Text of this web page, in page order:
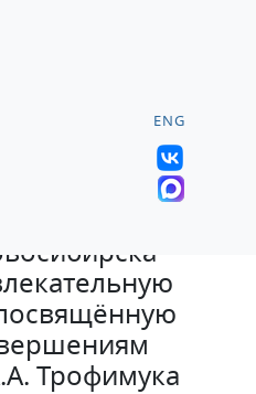
ENG
Трофимука